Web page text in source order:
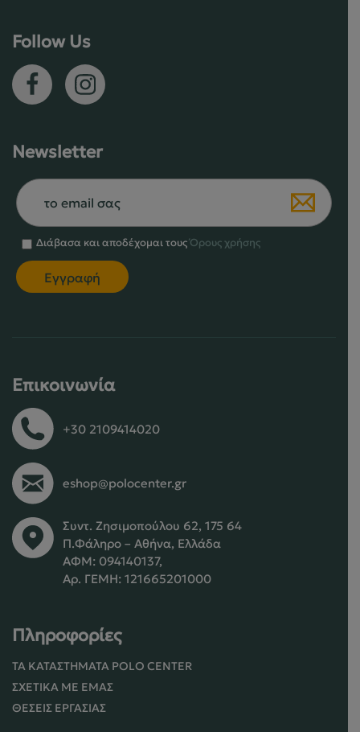
Follow Us
Newsletter
Διάβασα και αποδέχομαι τουςΌρους χρήσης
Επικοινωνία
+30 2109414020
eshop@polocenter.gr
Συντ. Ζησιμοπούλου 62, 175 64
Π.Φάληρο – Αθήνα, Ελλάδα
ΑΦΜ: 094140137,
Αρ. ΓΕΜΗ: 121665201000
Πληροφορίες
ΤΑ ΚΑΤΑΣΤΉΜΑΤΑ POLO CENTER
ΣΧΕΤΙΚΆ ΜΕ ΕΜΆΣ
ΘΈΣΕΙΣ ΕΡΓΑΣΊΑΣ